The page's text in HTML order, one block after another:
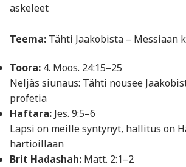
askeleet
Teema: Tähti Jaakobista – Messiaan
Toora: 4. Moos. 24:15–25
Neljäs siunaus: Tähti nousee
profetia
Haftara: Jes. 9:5–6
Lapsi on meille syntynyt, hallitus on
hartioillaan
Brit Hadashah: Matt. 2:1–2